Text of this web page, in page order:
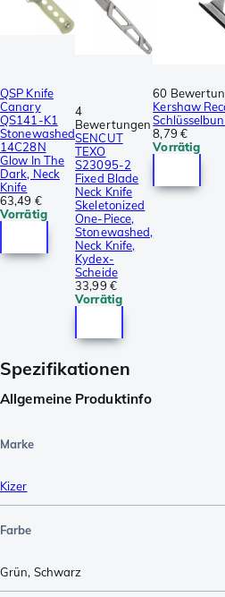
QSP Knife
Canary
QS141-K1
Stonewashed
14C28N
Glow In The
Dark, Neck
Knife
63,49 €
Vorrätig
4
Bewertungen
SENCUT
TEXO
S23095-2
Fixed Blade
Neck Knife
Skeletonized
One-Piece,
Stonewashed,
Neck Knife,
Kydex-
Scheide
33,99 €
Vorrätig
60
Kershaw
8,79 €
Vorrätig
Spezifikationen
Allgemeine Produktinfo
Marke
Kizer
Farbe
Grün, Schwarz